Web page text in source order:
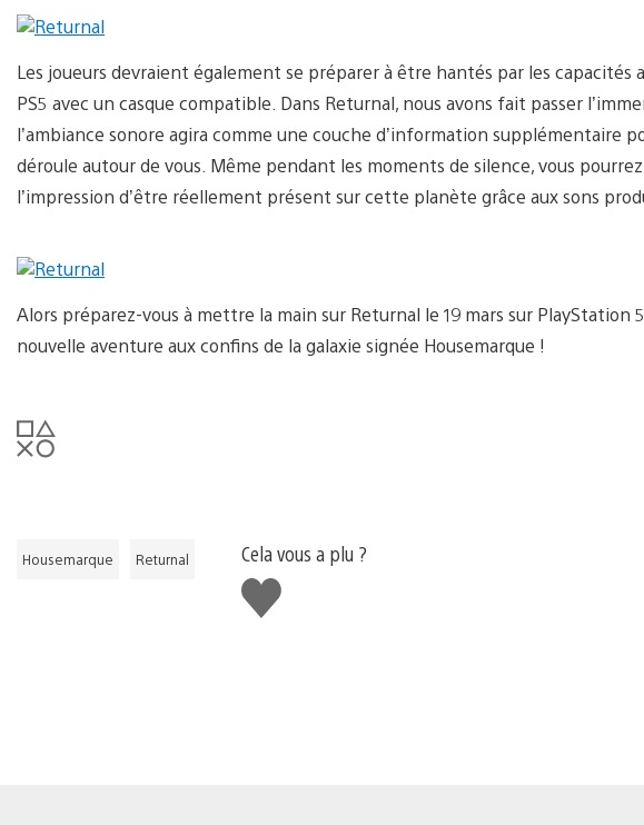
Les joueurs devraient également se préparer à être hantés par les capacités
PS5 avec un casque compatible. Dans Returnal, nous avons fait passer
l’ambiance sonore agira comme une couche d’information supplémentaire
déroule autour de vous. Même pendant les moments de silence, vous
l’impression d’être réellement présent sur cette planète grâce aux sons
Alors préparez-vous à mettre la main sur Returnal le 19 mars sur PlayStation
nouvelle aventure aux confins de la galaxie signée Housemarque !
Housemarque Returnal
Cela vous a plu ?
J'aime